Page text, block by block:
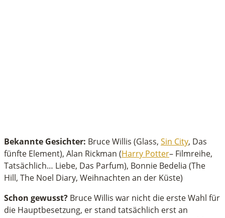
Bekannte Gesichter: Bruce Willis (Glass, Sin City, Das
fünfte Element), Alan Rickman (Harry Potter– Filmreihe,
Tatsächlich… Liebe, Das Parfum), Bonnie Bedelia (The
Hill, The Noel Diary, Weihnachten an der Küste)
Schon gewusst? Bruce Willis war nicht die erste Wahl für
die Hauptbesetzung, er stand tatsächlich erst an